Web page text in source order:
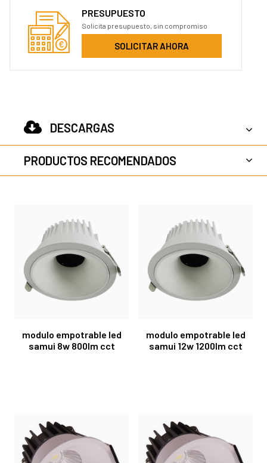
PRESUPUESTO
Solicita presupuesto, sin compromiso
SOLICITAR AHORA
DESCARGAS
PRODUCTOS RECOMENDADOS
modulo empotrable led
samui 8w 800lm cct
modulo empotrable led
samui 12w 1200lm cct